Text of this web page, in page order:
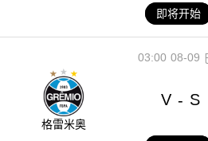
即将开始
08-09
03:00
格雷米奥
V - S